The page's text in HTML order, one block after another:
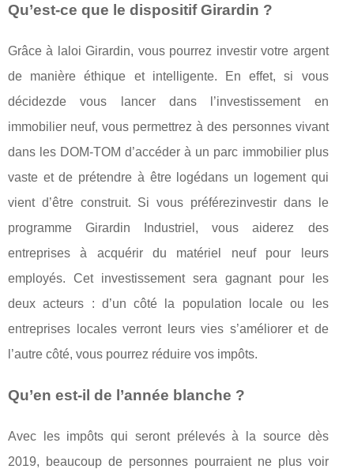
Qu’est-ce que le dispositif Girardin ?
Grâce à laloi Girardin, vous pourrez investir votre argent
de manière éthique et intelligente. En effet, si vous
décidezde vous lancer dans l’investissement en
immobilier neuf, vous permettrez à des personnes vivant
dans les DOM-TOM d’accéder à un parc immobilier plus
vaste et de prétendre à être logédans un logement qui
vient d’être construit. Si vous préférezinvestir dans le
programme Girardin Industriel, vous aiderez des
entreprises à acquérir du matériel neuf pour leurs
employés. Cet investissement sera gagnant pour les
deux acteurs : d’un côté la population locale ou les
entreprises locales verront leurs vies s’améliorer et de
l’autre côté, vous pourrez réduire vos impôts.
Qu’en est-il de l’année blanche ?
Avec les impôts qui seront prélevés à la source dès
2019, beaucoup de personnes pourraient ne plus voir